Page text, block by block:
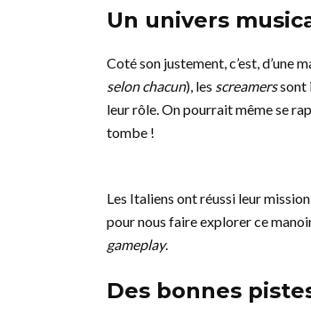
Un univers
Coté son justement, c’est, d’une
selon chacun), les screamerssont
leur rôle. On pourrait même se
tombe !
Les Italiens ont réussi leur
pour nous faire explorer ce
gameplay.
Des bonnes